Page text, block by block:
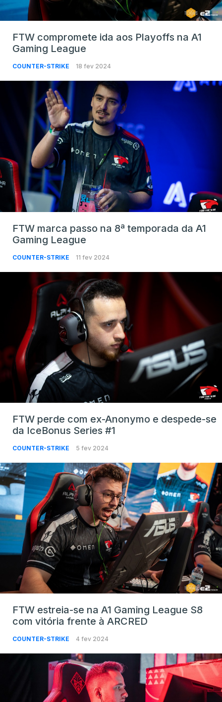
FTW compromete ida aos Playoffs na A1
Gaming League
COUNTER-STRIKE 18 fev 2024
FTW marca passo na 8ª temporada da A1
Gaming League
COUNTER-STRIKE 11 fev 2024
FTW perde com ex-Anonymo e despede-se
da IceBonus Series #1
COUNTER-STRIKE 5 fev 2024
FTW estreia-se na A1 Gaming League S8
com vitória frente à ARCRED
COUNTER-STRIKE 4 fev 2024